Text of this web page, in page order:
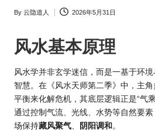
历
询
_2ebc.com
Posted
By 云隐道人 2026年5月31日
风水基本原理
风水学并非玄学迷信，而是一基于环
智慧。在《 风水天师第二季》中，主
平衡来化解危机，其底层逻辑正是“
通过控制气流、光线、水势等自然要
场保持藏风聚气 阴阳调和。